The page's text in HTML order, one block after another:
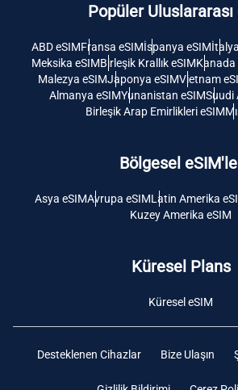
Popüler Uluslararası
ABD eSIMFransa eSIMİspanya eSIM
Meksika eSIMBirleşik Krallık eSIMKanada
Malezya eSIMJaponya eSIMVietnam
Almanya eSIMYunanistan eSIMSuudi
Birleşik Arap Emirlikleri eSIM
Bölgesel
Asya eSIMAvrupa eSIMLatin Amerika
Kuzey Amerika eSIM
Küresel Plans
Küresel eSIM
Desteklenen Cihazlar Bize Ulaşın